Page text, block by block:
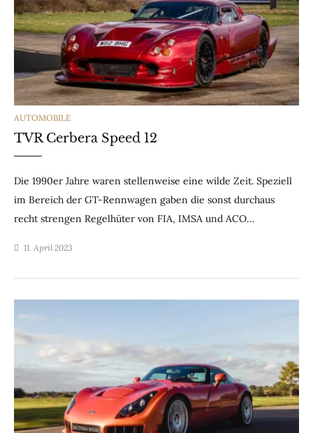
CATEGORIES
AUTOMOBILE
TVR Cerbera Speed 12
Die 1990er Jahre waren stellenweise eine wilde Zeit. Speziell
im Bereich der GT-Rennwagen gaben die sonst durchaus
recht strengen Regelhüter von FIA, IMSA und ACO…
11. April 2023